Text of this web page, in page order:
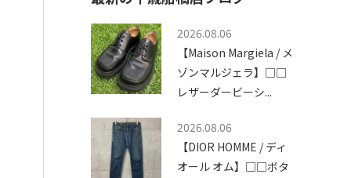
2026.08.06
【Maison Margiela / メ
ゾンマルジェラ】□□
レザーダービーシ...
2026.08.06
【DIOR HOMME / ディ
オール オム】□□ボタ